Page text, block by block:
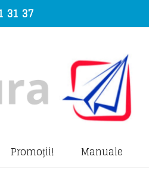
31 37
Promoții! Manuale